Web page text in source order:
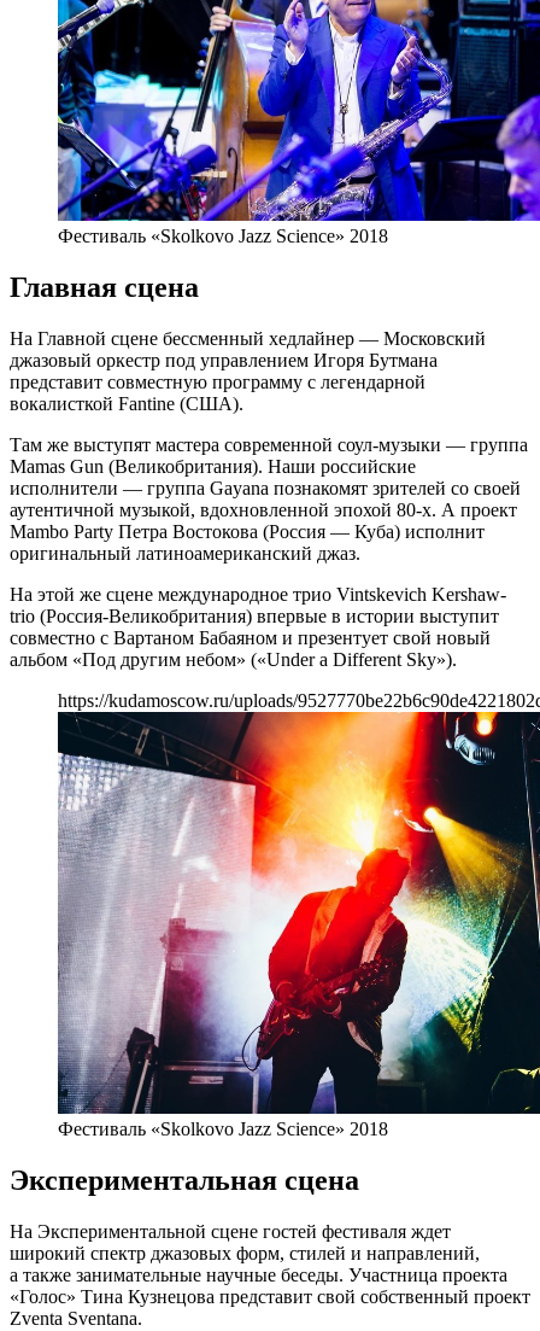
Фестиваль «Skolkovo Jazz Science» 2018
Главная сцена
На Главной сцене бессменный хедлайнер — Московский
джазовый оркестр под управлением Игоря Бутмана
представит совместную программу с легендарной
вокалисткой Fantine (США).
Там же выступят мастера современной соул-музыки — группа
Mamas Gun (Великобритания). Наши российские
исполнители — группа Gayana познакомят зрителей со своей
аутентичной музыкой, вдохновленной эпохой 80-х. А проект
Mambo Party Петра Востокова (Россия — Куба) исполнит
оригинальный латиноамериканский джаз.
На этой же сцене международное трио Vintskevich Kershaw-
trio (Россия-Великобритания) впервые в истории выступит
совместно с Вартаном Бабаяном и презентует свой новый
альбом «Под другим небом» («Under a Different Sky»).
https://kudamoscow.ru/uploads/
Фестиваль «Skolkovo Jazz Science» 2018
Экспериментальная сцена
На Экспериментальной сцене гостей фестиваля ждет
широкий спектр джазовых форм, стилей и направлений,
а также занимательные научные беседы. Участница проекта
«Голос» Тина Кузнецова представит свой собственный проект
Zventa Sventana.